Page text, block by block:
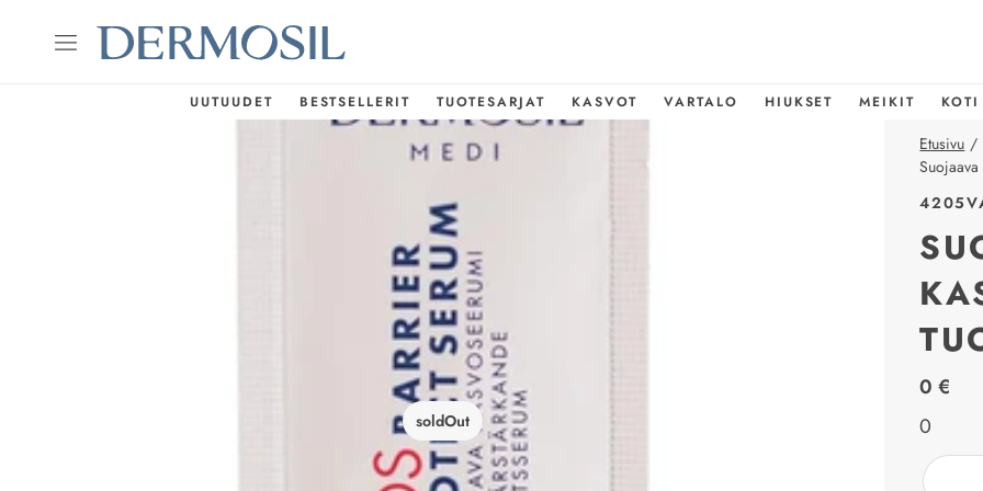
UUTUUDET BESTSELLERIT TUOTESARJAT KASVOT VARTALO HIUKSET MEIKIT KOTI
soldOut
Etusivu /
0 €
0